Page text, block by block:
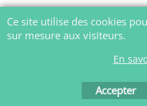
Ce site utilise des cookies
sur mesure aux visiteurs.
En
Accepter